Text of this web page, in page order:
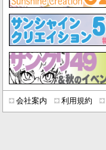
会社案内 利用規約